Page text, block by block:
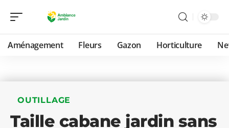
Aménagement Fleurs Gazon Horticulture
OUTILLAGE
Taille cabane jardin sans